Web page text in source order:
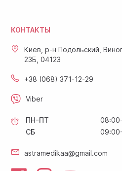
КОНТАКТЫ
Киев, р-н Подольский,
23Б, 04123
+38 (068) 371-12-29
Viber
ПН-ПТ
СБ
astramedikaa@gmail.com